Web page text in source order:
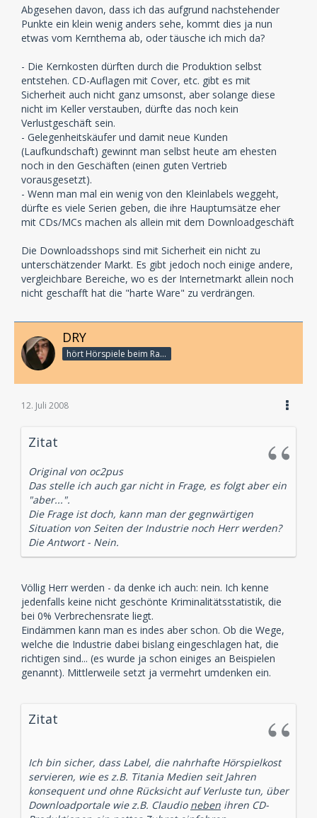
Abgesehen davon, dass ich das aufgrund nachstehender
Punkte ein klein wenig anders sehe, kommt dies ja nun
etwas vom Kernthema ab, oder täusche ich mich da?
- Die Kernkosten dürften durch die Produktion selbst
entstehen. CD-Auflagen mit Cover, etc. gibt es mit
Sicherheit auch nicht ganz umsonst, aber solange diese
nicht im Keller verstauben, dürfte das noch kein
Verlustgeschäft sein.
- Gelegenheitskäufer und damit neue Kunden
(Laufkundschaft) gewinnt man selbst heute am ehesten
noch in den Geschäften (einen guten Vertrieb
vorausgesetzt).
- Wenn man mal ein wenig von den Kleinlabels weggeht,
dürfte es viele Serien geben, die ihre Hauptumsätze eher
mit CDs/MCs machen als allein mit dem Downloadgeschäft
Die Downloadsshops sind mit Sicherheit ein nicht zu
unterschätzender Markt. Es gibt jedoch noch einige andere,
vergleichbare Bereiche, wo es der Internetmarkt allein noch
nicht geschafft hat die "harte Ware" zu verdrängen.
DRY
hört Hörspiele beim Rasenmähen
12. Juli 2008
Zitat
Original von oc2pus
Das stelle ich auch gar nicht in Frage, es folgt aber ein
"aber...".
Die Frage ist doch, kann man der gegnwärtigen
Situation von Seiten der Industrie noch Herr werden?
Die Antwort - Nein.
Völlig Herr werden - da denke ich auch: nein. Ich kenne
jedenfalls keine nicht geschönte Kriminalitätsstatistik, die
bei 0% Verbrechensrate liegt.
Eindämmen kann man es indes aber schon. Ob die Wege,
welche die Industrie dabei bislang eingeschlagen hat, die
richtigen sind... (es wurde ja schon einiges an Beispielen
genannt). Mittlerweile setzt ja vermehrt umdenken ein.
Zitat
Ich bin sicher, dass Label, die nahrhafte Hörspielkost
servieren, wie es z.B. Titania Medien seit Jahren
konsequent und ohne Rücksicht auf Verluste tun, über
Downloadportale wie z.B. Claudio neben ihren CD-